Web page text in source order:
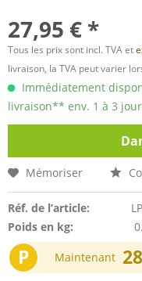
27,95 € *
Tous les prix sont incl. TVA et
livraison, la TVA peut varier
Immédiatement
livraison** env. 1 à 3
Mémoriser
Réf. de l’article:
Poids en kg:
P Maintenant 28